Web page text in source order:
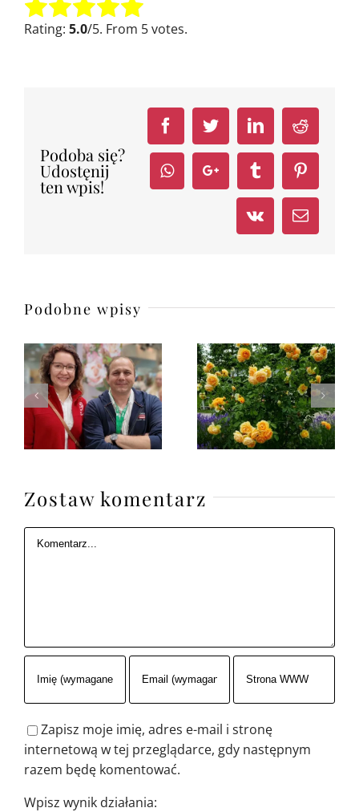
Oceń tę pozycję: Submit Rating
Rating: 5.0/5. From 5 votes.
Podoba się?
Udostęnij
ten wpis!
FacebookTwitterLinkedInReddit
WhatsappGoogle+ Tumblr
Vk Email
Podobne wpisy
🌸 Róże
pastelowe
Róże długo
kwitnące
Zostaw komentarz
Komentarz
Zapisz moje imię, adres e-mail i stronę
internetową w tej przeglądarce, gdy następnym
razem będę komentować.
Wpisz wynik działania: